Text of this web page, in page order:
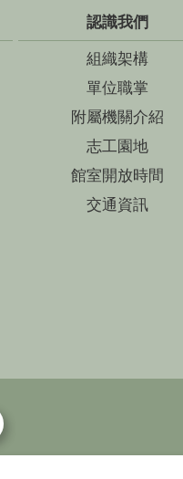
認識我們
組織架構
單位職掌
附屬機關介紹
志工園地
館室開放時間
交通資訊